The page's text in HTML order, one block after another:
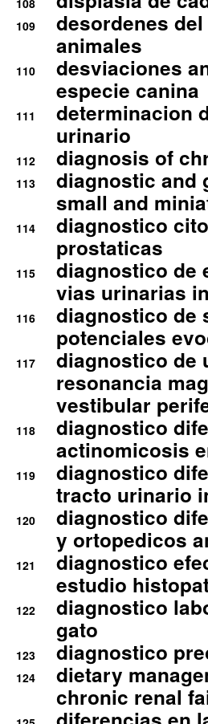
108
109
desordenes
animales
110
desviaciones
especie canina
111
determinacion
urinario
112 diagnosis of
113
diagnostic and
small and
114
diagnostico
prostaticas
115
diagnostico de
vias urinarias
116
diagnostico de
potenciales
117
diagnostico de
resonancia
vestibular
118
diagnostico
actinomicosis
119
diagnostico
tracto urinario
120
diagnostico
y ortopedicos
121
diagnostico
estudio
122
diagnostico
gato
123 diagnostico
124
dietary
chronic renal